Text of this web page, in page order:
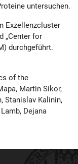
untersuchen.
Exzellenzcluster
„Center for
durchgeführt.
of the
Martin Sikor,
Stanislav Kalinin,
Dejana